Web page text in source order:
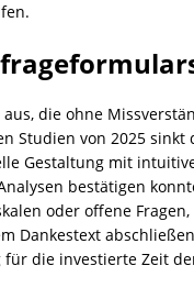
die ohne
Studien von 2025
Gestaltung mit
bestätigen
oder offene
Dankestext
die investierte Zeit